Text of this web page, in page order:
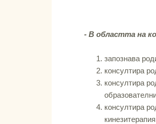
- В областта на
запознава
консултира
консултира
консултира